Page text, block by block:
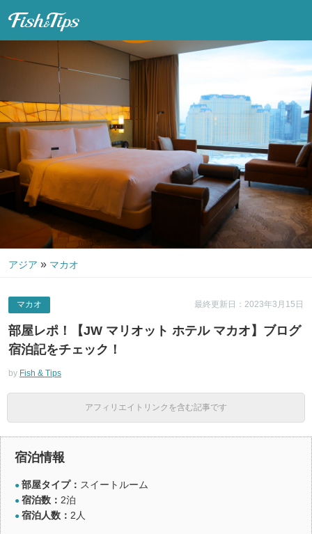
アジア » マカオ
最終更新日：2023年3月15日
マカオ
部屋レポ！【JW マリオット ホテル マカオ】ブログ
宿泊記をチェック！
by Fish & Tips
アフィリエイトリンクを含む記事です
宿泊情報
● 部屋タイプ： スイートルーム
● 宿泊数： 2泊
● 宿泊人数： 2人